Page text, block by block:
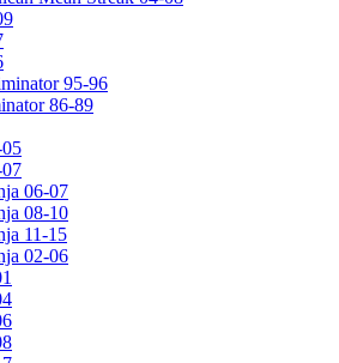
95-96
86-89
06-07
08-10
11-15
02-06